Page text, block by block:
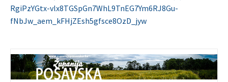
RgiPzYGtx-vlx8TGSpGn7WhL9TnEG7Ym6RJ8Gu-
fNbJw_aem_kFHjZEsh5gfsce8OzD_jyw